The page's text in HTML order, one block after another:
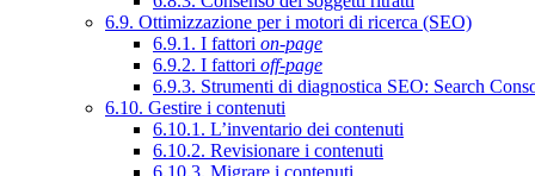
6.9. Ottimizzazione per i motori di ricerca (SEO)
6.9.1. I fattori on-page
6.9.2. I fattori off-page
6.9.3. Strumenti di diagnostica SEO: Search
6.10. Gestire i contenuti
6.10.1. L’inventario dei contenuti
6.10.2. Revisionare i contenuti
6.10.3. Migrare i contenuti